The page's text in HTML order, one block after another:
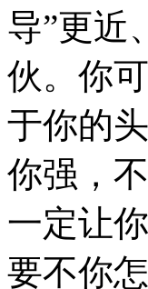
导”更近
伙。你
于你的
你强，
一定让
要不你